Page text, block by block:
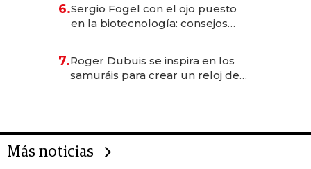
6.Sergio Fogel con el ojo puesto
en la biotecnología: consejos
rol de la IA
7.Roger Dubuis se inspira en los
samuráis para crear un reloj de
Más noticias